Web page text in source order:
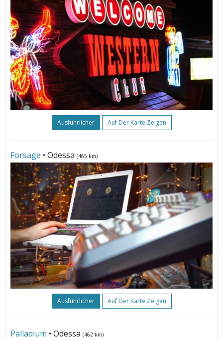
Ausführlicher Auf Der Karte Zeigen
Forsage • Odessa (465 km)
Ausführlicher Auf Der Karte Zeigen
Palladium • Odessa (462 km)